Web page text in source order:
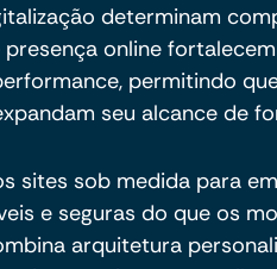
determinam
online
permitindo
seu alcance de
sites sob medida para
e seguras do que os
arquitetura